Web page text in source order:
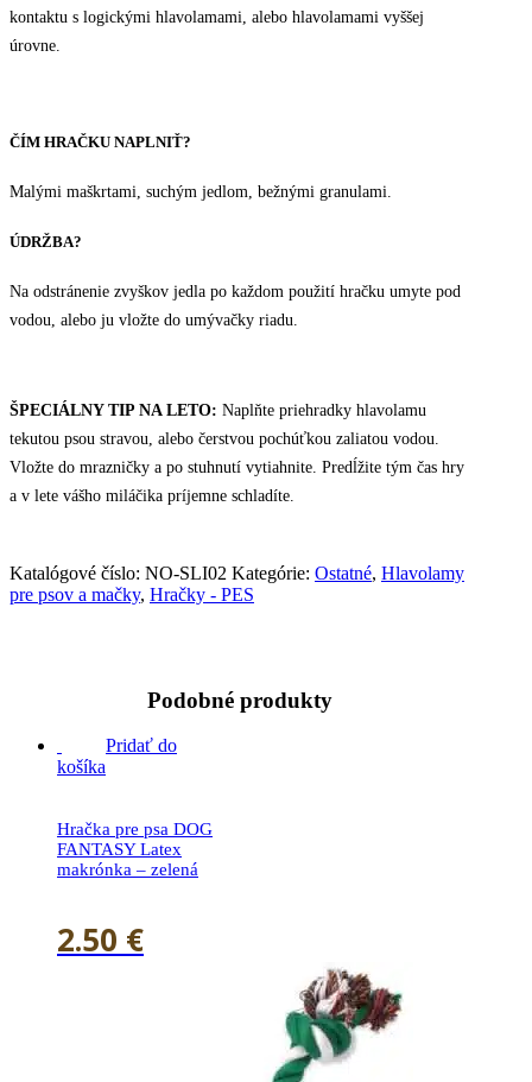
kontaktu s logickými hlavolamami, alebo hlavolamami vyššej
úrovne.
ČÍM HRAČKU NAPLNIŤ?
Malými maškrtami, suchým jedlom, bežnými granulami.
ÚDRŽBA?
Na odstránenie zvyškov jedla po každom použití hračku umyte pod
vodou, alebo ju vložte do umývačky riadu.
ŠPECIÁLNY TIP NA LETO: Naplňte priehradky hlavolamu
tekutou psou stravou, alebo čerstvou pochúťkou zaliatou vodou.
Vložte do mrazničky a po stuhnutí vytiahnite. Predĺžite tým čas hry
a v lete vášho miláčika príjemne schladíte.
Katalógové číslo: NO-SLI02 Kategórie: Ostatné, Hlavolamy
pre psov a mačky, Hračky - PES
Podobné produkty
Pridať do
košíka
Hračka pre psa DOG
FANTASY Latex
makrónka – zelená
2.50 €